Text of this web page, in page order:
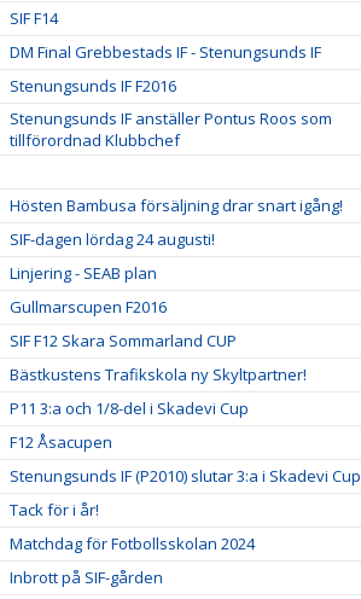
SIF F14
DM Final Grebbestads IF - Stenungsunds IF
Stenungsunds IF F2016
Stenungsunds IF anställer Pontus Roos som
tillförordnad Klubbchef
Hösten Bambusa försäljning drar snart igång!
SIF-dagen lördag 24 augusti!
Linjering - SEAB plan
Gullmarscupen F2016
SIF F12 Skara Sommarland CUP
Bästkustens Trafikskola ny Skyltpartner!
P11 3:a och 1/8-del i Skadevi Cup
F12 Åsacupen
Stenungsunds IF (P2010) slutar 3:a i Skadevi Cup
Tack för i år!
Matchdag för Fotbollsskolan 2024
Inbrott på SIF-gården